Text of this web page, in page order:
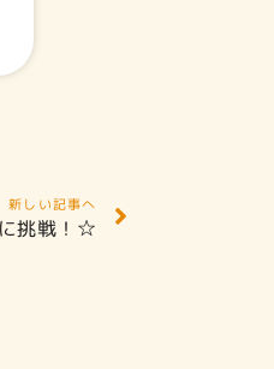
新しい記事へ
挑戦！☆